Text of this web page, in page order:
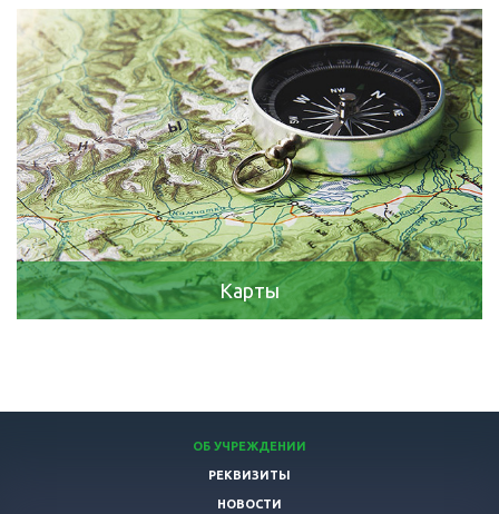
Карты
ОБ УЧРЕЖДЕНИИ
РЕКВИЗИТЫ
НОВОСТИ